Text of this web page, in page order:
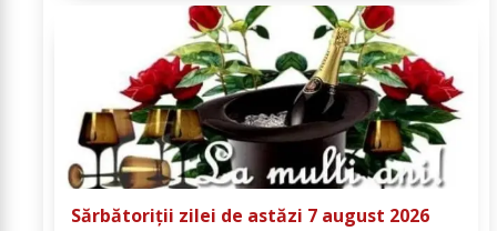
Sărbătoriții zilei de astăzi 7 august 2026